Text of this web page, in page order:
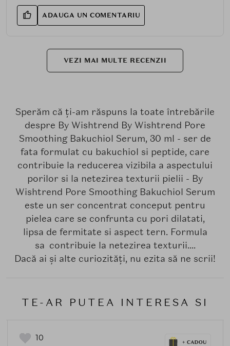
ADAUGA UN COMENTARIU
VEZI MAI MULTE RECENZII
Sperăm că ți-am răspuns la toate întrebările
despre By Wishtrend By Wishtrend Pore
Smoothing Bakuchiol Serum, 30 ml - ser de
fata formulat cu bakuchiol si peptide, care
contribuie la reducerea vizibila a aspectului
porilor si la netezirea texturii pielii - By
Wishtrend Pore Smoothing Bakuchiol Serum
este un ser concentrat conceput pentru
pielea care se confrunta cu pori dilatati,
lipsa de fermitate si aspect tern. Formula
sa contribuie la netezirea texturii....
Dacă ai și alte curiozități, nu ezita să ne scrii!
TE-AR PUTEA INTERESA SI
10